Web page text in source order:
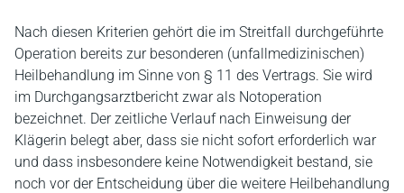
Nach diesen Kriterien gehört die im Streitfall durchgeführte
Operation bereits zur besonderen (unfallmedizinischen)
Heilbehandlung im Sinne von § 11 des Vertrags. Sie wird
im Durchgangsarztbericht zwar als Notoperation
bezeichnet. Der zeitliche Verlauf nach Einweisung der
Klägerin belegt aber, dass sie nicht sofort erforderlich war
und dass insbesondere keine Notwendigkeit bestand, sie
noch vor der Entscheidung über die weitere Heilbehandlung